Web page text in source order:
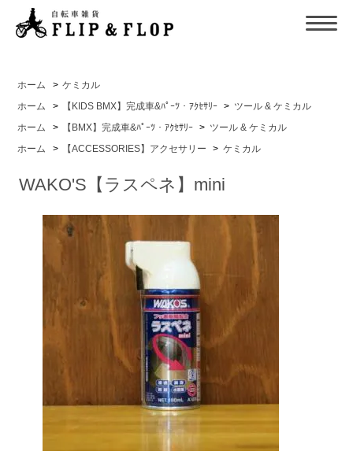
ホーム > ケミカル
ホーム
> 【KIDS BMX】完成車&ﾊﾟｰﾂ・ｱｸｾｻﾘｰ > ツール & ケミカル
ホーム
> 【BMX】完成車&ﾊﾟｰﾂ・ｱｸｾｻﾘｰ > ツール & ケミカル
ホーム
> 【ACCESSORIES】アクセサリー > ケミカル
WAKO'S【ラスペネ】mini